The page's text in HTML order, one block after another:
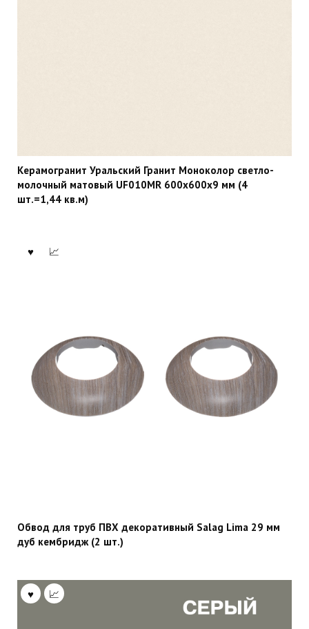
Керамогранит Уральский Гранит Моноколор светло-
молочный матовый UF010MR 600х600х9 мм (4
шт.=1,44 кв.м)
Обвод для труб ПВХ декоративный Salag Lima 29 мм
дуб кембридж (2 шт.)